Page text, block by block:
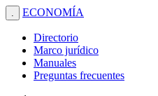
. ECONOMÍA
Directorio
Marco jurídico
Manuales
Preguntas frecuentes